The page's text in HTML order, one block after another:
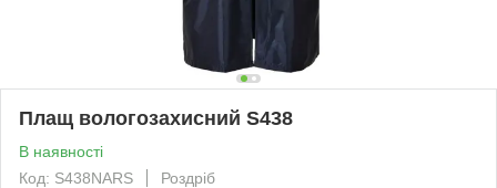
Плащ вологозахисний S438
В наявності
Код: S438NARS
Роздріб